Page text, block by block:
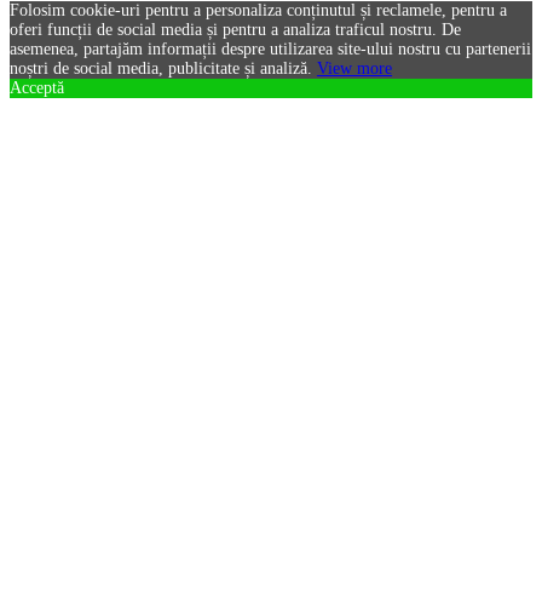
Folosim cookie-uri pentru a personaliza conținutul și reclamele, pentru a
oferi funcții de social media și pentru a analiza traficul nostru. De
asemenea, partajăm informații despre utilizarea site-ului nostru cu partenerii
noștri de social media, publicitate și analiză. View more
Acceptă